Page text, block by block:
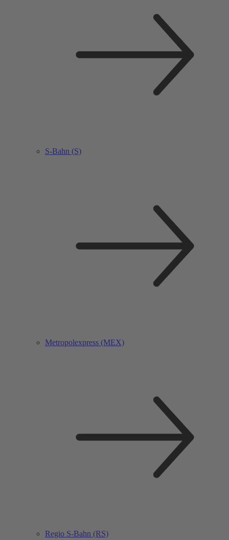
S-Bahn (S)
Metropolexpress (MEX)
Regio S-Bahn (RS)